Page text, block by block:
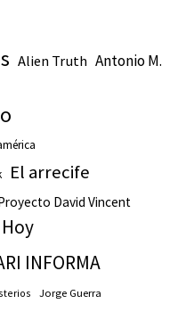
Alien Truth Antonio M.
El arrecife
David Vincent
INFORMA
Jorge Guerra